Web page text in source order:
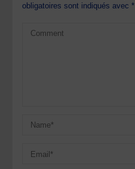
obligatoires sont indiqués avec*